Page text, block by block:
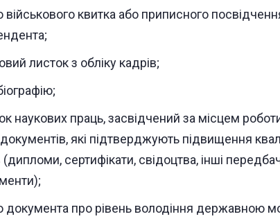
військового квитка або приписного
листок з обліку кадрів;
наукових праць, засвідчений за місцем
документів, які підтверджують підвищення
(дипломи, сертифікати, свідоцтва, інші
документа про рівень володіння державною